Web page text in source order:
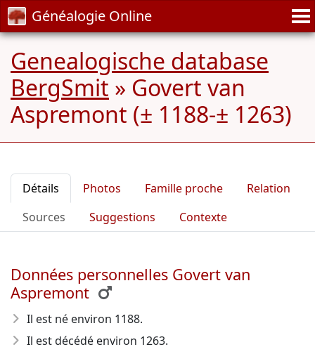
Généalogie Online
Genealogische database
BergSmit » Govert van
Aspremont (± 1188-± 1263)
Détails Photos Famille proche
Relation
Sources
Suggestions Contexte
Données personnelles Govert van
Aspremont
Il est né environ 1188.
Il est décédé environ 1263.